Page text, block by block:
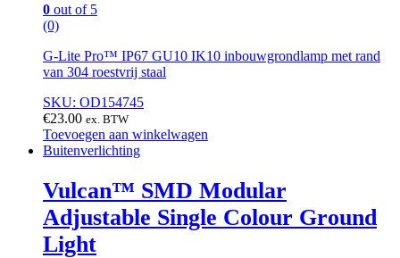
0 out of 5
(0)
G-Lite Pro™ IP67 GU10 IK10 inbouwgrondlamp met rand
van 304 roestvrij staal
SKU: OD154745
€23.00 ex. BTW
Toevoegen aan winkelwagen
Buitenverlichting
Vulcan™ SMD Modular
Adjustable Single Colour Ground
Light